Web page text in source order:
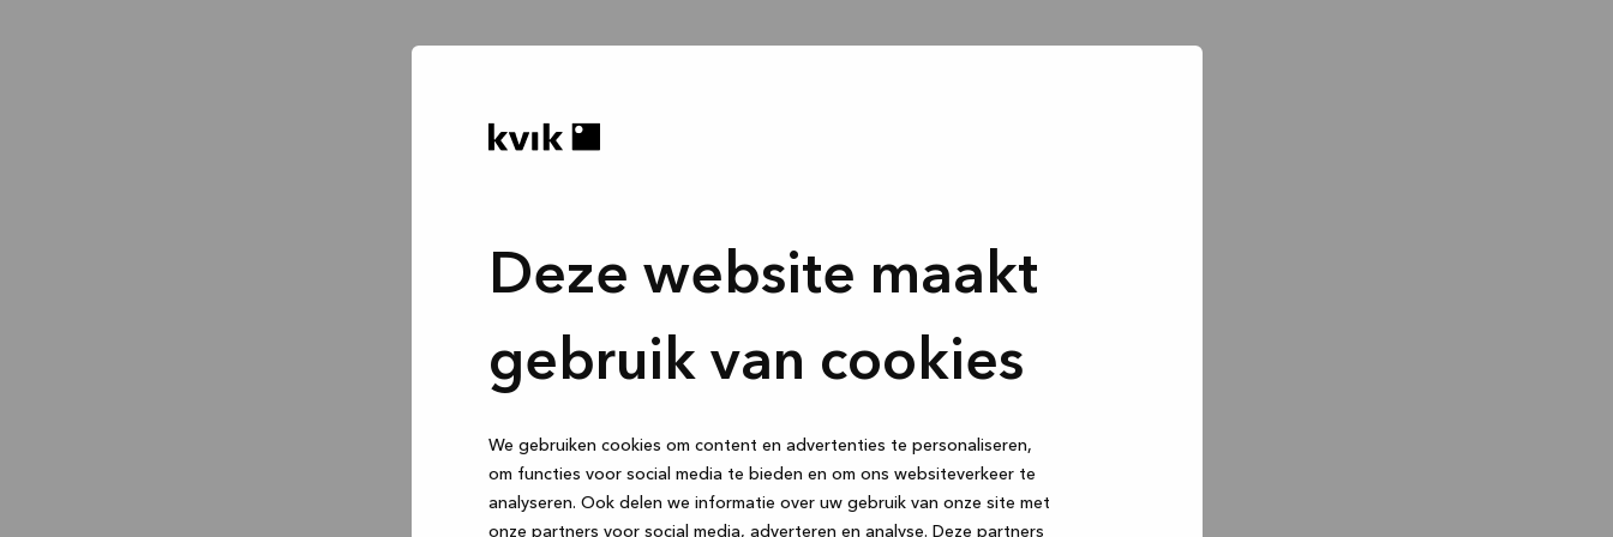
Deze website maakt
gebruik van cookies
We gebruiken cookies om content en advertenties te personaliseren,
om functies voor social media te bieden en om ons websiteverkeer te
analyseren. Ook delen we informatie over uw gebruik van onze site met
onze partners voor social media, adverteren en analyse. Deze partners